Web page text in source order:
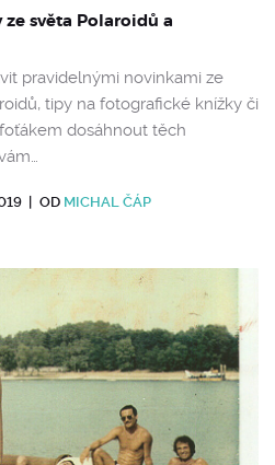
světa Polaroidů a
pravidelnými novinkami ze
tipy na fotografické knížky či
dosáhnout těch
OD MICHAL ČÁP